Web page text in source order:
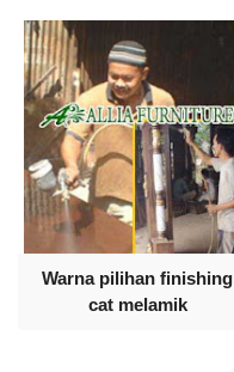
Warna pilihan finishing
cat melamik